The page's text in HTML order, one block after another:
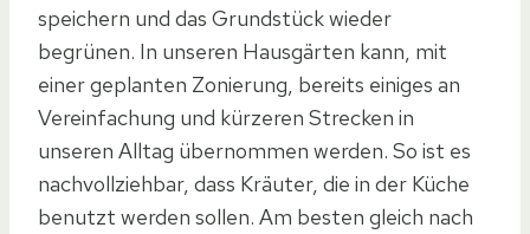
speichern und das Grundstück wieder
begrünen. In unseren Hausgärten kann, mit
einer geplanten Zonierung, bereits einiges an
Vereinfachung und kürzeren Strecken in
unseren Alltag übernommen werden. So ist es
nachvollziehbar, dass Kräuter, die in der Küche
benutzt werden sollen. Am besten gleich nach